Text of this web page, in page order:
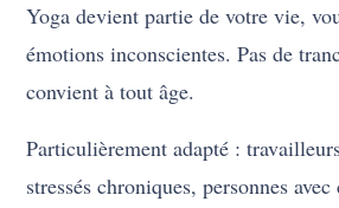
Yoga devient partie de votre vie,
émotions inconscientes. Pas de
convient à tout âge.
Particulièrement adapté :
stressés chroniques, personnes